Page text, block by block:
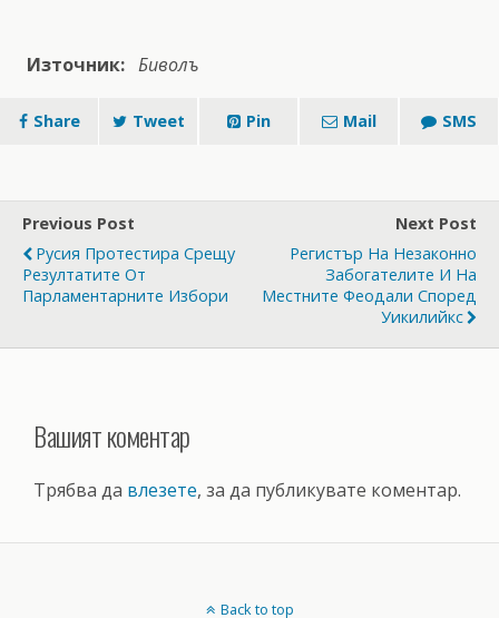
Източник: Биволъ
Share Tweet Pin Mail SMS
Previous Post
Русия Протестира Срещу
Резултатите От
Парламентарните Избори
Next Post
Регистър На Незаконно
Забогателите И На
Местните Феодали Според
Уикилийкс
Вашият коментар
Трябва да влезете, за да публикувате коментар.
Back to top